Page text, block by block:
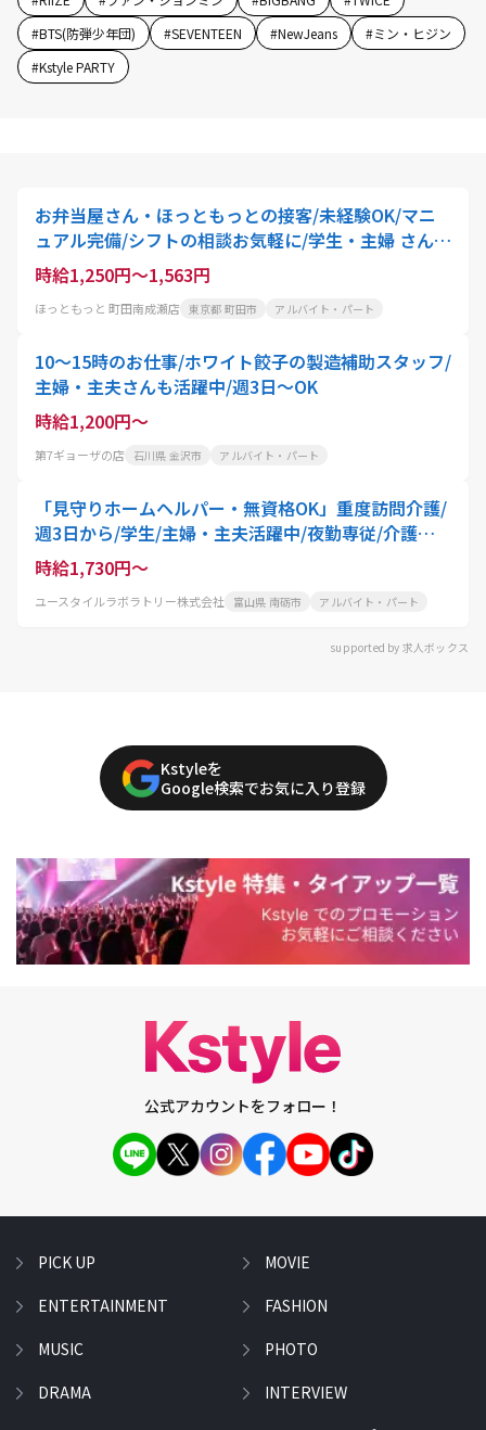
#BTS(防弾少年団) #SEVENTEEN #NewJeans #ミン・ヒジン
#Kstyle PARTY
お弁当屋さん・ほっともっとの接客/未経験OK/マニ
ュアル完備/シフトの相談お気軽に/学生・主婦 さん活
躍中
時給1,250円～1,563円
ほっともっと 町田南成瀬店 東京都 町田市 アルバイト・パート
10～15時のお仕事/ホワイト餃子の製造補助スタッフ/
主婦・主夫さんも活躍中/週3日～OK
時給1,200円～
第7ギョーザの店 石川県 金沢市 アルバイト・パート
「見守りホームヘルパー・無資格OK」重度訪問介護/
週3日から/学生/主婦・主夫活躍中/夜勤専従/介護職
員
時給1,730円～
ユースタイルラボラトリー株式会社 富山県 南砺市 アルバイト・パート
supported by 求人ボックス
Kstyleを
Google検索でお気に入り登録
公式アカウントをフォロー！
PICK UP
ENTERTAINMENT
MUSIC
DRAMA
MOVIE
FASHION
PHOTO
INTERVIEW